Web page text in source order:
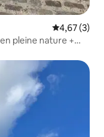
Évaluation
4,67 (3)
pleine nature +